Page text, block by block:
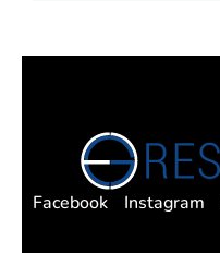
Facebook Instagram